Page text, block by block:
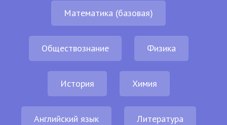
Математика (базовая)
Обществознание Физика
История Химия
Английский язык Литература